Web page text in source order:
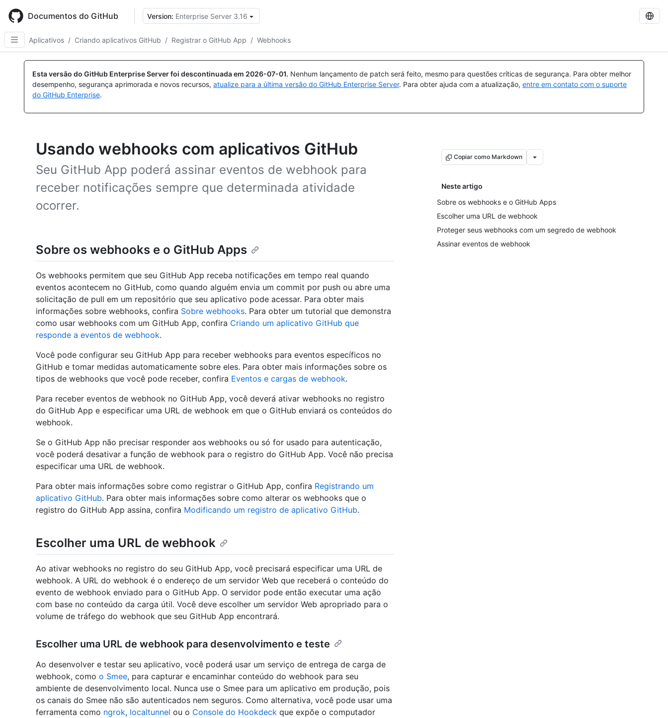
main
content
Documentos do GitHub Version: Enterprise Server 3.16
Aplicativos / Criando aplicativos GitHub / Registrar o GitHub App / Webhooks
Esta versão do GitHub Enterprise Server foi descontinuada em 2026-07-01. Nenhum lançamento de patch será feito, mesmo para questões críticas de segurança. Para obter melhor
desempenho, segurança aprimorada e novos recursos, atualize para a última versão do GitHub Enterprise Server. Para obter ajuda com a atualização, entre em contato com o suporte
do GitHub Enterprise.
Usando webhooks com aplicativos GitHub
Seu GitHub App poderá assinar eventos de webhook para
receber notificações sempre que determinada atividade
ocorrer.
Copiar como Markdown
Neste artigo
Sobre os webhooks e o GitHub Apps
Escolher uma URL de webhook
Proteger seus webhooks com um segredo de webhook
Assinar eventos de webhook
Sobre os webhooks e o GitHub Apps
Os webhooks permitem que seu GitHub App receba notificações em tempo real quando
eventos acontecem no GitHub, como quando alguém envia um commit por push ou abre uma
solicitação de pull em um repositório que seu aplicativo pode acessar. Para obter mais
informações sobre webhooks, confira Sobre webhooks. Para obter um tutorial que demonstra
como usar webhooks com um GitHub App, confira Criando um aplicativo GitHub que
responde a eventos de webhook.
Você pode configurar seu GitHub App para receber webhooks para eventos específicos no
GitHub e tomar medidas automaticamente sobre eles. Para obter mais informações sobre os
tipos de webhooks que você pode receber, confira Eventos e cargas de webhook.
Para receber eventos de webhook no GitHub App, você deverá ativar webhooks no registro
do GitHub App e especificar uma URL de webhook em que o GitHub enviará os conteúdos do
webhook.
Se o GitHub App não precisar responder aos webhooks ou só for usado para autenticação,
você poderá desativar a função de webhook para o registro do GitHub App. Você não precisa
especificar uma URL de webhook.
Para obter mais informações sobre como registrar o GitHub App, confira Registrando um
aplicativo GitHub. Para obter mais informações sobre como alterar os webhooks que o
registro do GitHub App assina, confira Modificando um registro de aplicativo GitHub.
Escolher uma URL de webhook
Ao ativar webhooks no registro do seu GitHub App, você precisará especificar uma URL de
webhook. A URL do webhook é o endereço de um servidor Web que receberá o conteúdo do
evento de webhook enviado para o GitHub App. O servidor pode então executar uma ação
com base no conteúdo da carga útil. Você deve escolher um servidor Web apropriado para o
volume de tráfego do webhook que seu GitHub App encontrará.
Escolher uma URL de webhook para desenvolvimento e teste
Ao desenvolver e testar seu aplicativo, você poderá usar um serviço de entrega de carga de
webhook, como o Smee, para capturar e encaminhar conteúdo do webhook para seu
ambiente de desenvolvimento local. Nunca use o Smee para um aplicativo em produção, pois
os canais do Smee não são autenticados nem seguros. Como alternativa, você pode usar uma
ferramenta como ngrok, localtunnel ou o Console do Hookdeck que expõe o computador